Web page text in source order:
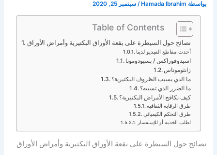
بواسطة Hamada Ibrahim
/سبتمبر 25, 2020
Table of Contents
نصائح حول السيطرة على بقعة الأوراق البكتيرية وأمراض الأوراق
أحدث مقاطع الفيديو لدينا
اسيدوفوراكس / بسيودومونا
زانثوموناس
ما الذي يسبب الظروف البكتيرية؟
ما الضرر الذي تسببه؟
كيف نكافح الأمراض البكتيرية؟
طرق الرقابة الثقافية
طرق التحكم الكيميائي
لطلب الخدمة أو للإستفسار
نصائح حول السيطرة على بقعة الأوراق البكتيرية وأمراض الأوراق